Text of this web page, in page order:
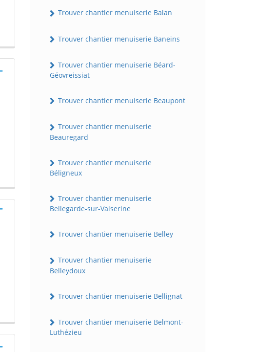
Trouver chantier menuiserie Balan
Trouver chantier menuiserie Baneins
Trouver chantier menuiserie Béard-
Géovreissiat
Trouver chantier menuiserie Beaupont
Trouver chantier menuiserie
Beauregard
Trouver chantier menuiserie
Béligneux
Trouver chantier menuiserie
Bellegarde-sur-Valserine
Trouver chantier menuiserie Belley
Trouver chantier menuiserie
Belleydoux
Trouver chantier menuiserie Bellignat
Trouver chantier menuiserie Belmont-
Luthézieu